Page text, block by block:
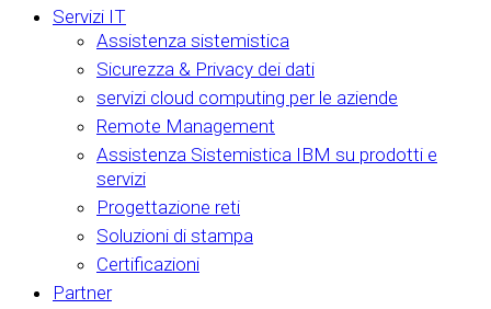
Servizi IT
Assistenza sistemistica
Sicurezza & Privacy dei dati
servizi cloud computing per le aziende
Remote Management
Assistenza Sistemistica IBM su prodotti e
servizi
Progettazione reti
Soluzioni di stampa
Certificazioni
Partner